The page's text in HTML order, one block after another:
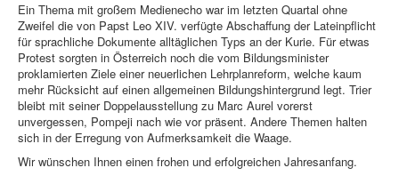
Ein Thema mit großem Medienecho war im letzten Quartal ohne
Zweifel die von Papst Leo XIV. verfügte Abschaffung der Lateinpflicht
für sprachliche Dokumente alltäglichen Typs an der Kurie. Für etwas
Protest sorgten in Österreich noch die vom Bildungsminister
proklamierten Ziele einer neuerlichen Lehrplanreform, welche kaum
mehr Rücksicht auf einen allgemeinen Bildungshintergrund legt. Trier
bleibt mit seiner Doppelausstellung zu Marc Aurel vorerst
unvergessen, Pompeji nach wie vor präsent. Andere Themen halten
sich in der Erregung von Aufmerksamkeit die Waage.
Wir wünschen Ihnen einen frohen und erfolgreichen Jahresanfang.